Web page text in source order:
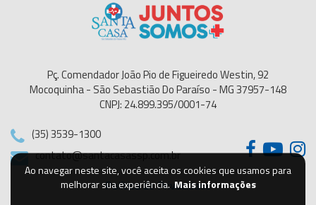
Ao navegar neste site, você aceita os cookies que usamos para
melhorar sua experiência. Mais informações
Pç. Comendador João Pio de Figueiredo Westin, 92
Mocoquinha - São Sebastião Do Paraíso - MG 37957-148
CNPJ: 24.899.395/0001-74
(35) 3539-1300
contato@santacasassp.com.br
Política de Privacidade